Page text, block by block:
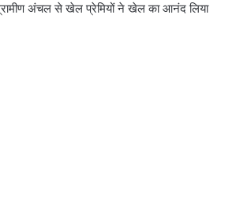
अंचल से खेल प्रेमियों ने खेल का आनंद लिया